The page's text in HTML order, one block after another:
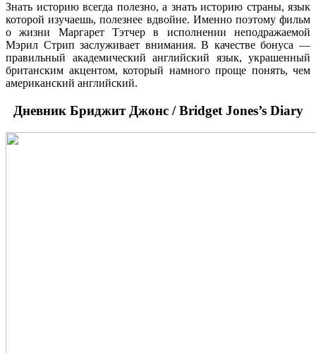
Знать историю всегда полезно, а знать историю страны, язык
которой изучаешь, полезнее вдвойне. Именно поэтому фильм
о жизни Маргарет Тэтчер в исполнении неподражаемой
Мэрил Стрип заслуживает внимания. В качестве бонуса —
правильный академический английский язык, украшенный
британским акцентом, который намного проще понять, чем
американский английский.
Дневник Бриджит Джонс / Bridget Jones’s Diary